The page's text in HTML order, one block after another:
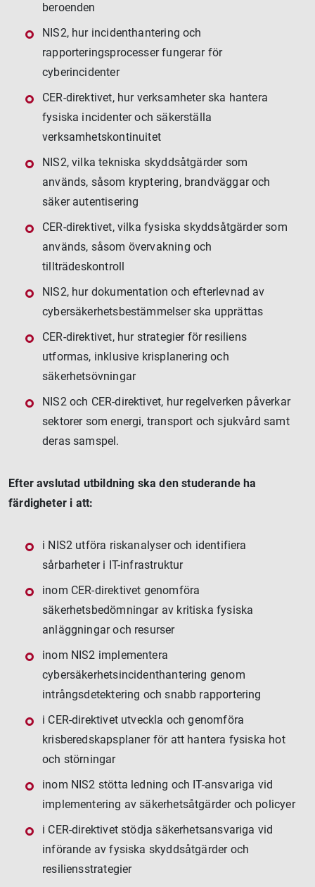
beroenden
NIS2, hur incidenthantering och
rapporteringsprocesser fungerar för
cyberincidenter
CER-direktivet, hur verksamheter ska hantera
fysiska incidenter och säkerställa
verksamhetskontinuitet
NIS2, vilka tekniska skyddsåtgärder som
används, såsom kryptering, brandväggar och
säker autentisering
CER-direktivet, vilka fysiska skyddsåtgärder som
används, såsom övervakning och
tillträdeskontroll
NIS2, hur dokumentation och efterlevnad av
cybersäkerhetsbestämmelser ska upprättas
CER-direktivet, hur strategier för resiliens
utformas, inklusive krisplanering och
säkerhetsövningar
NIS2 och CER-direktivet, hur regelverken påverkar
sektorer som energi, transport och sjukvård samt
deras samspel.
Efter avslutad utbildning ska den studerande ha
färdigheter i att:
i NIS2 utföra riskanalyser och identifiera
sårbarheter i IT-infrastruktur
inom CER-direktivet genomföra
säkerhetsbedömningar av kritiska fysiska
anläggningar och resurser
inom NIS2 implementera
cybersäkerhetsincidenthantering genom
intrångsdetektering och snabb rapportering
i CER-direktivet utveckla och genomföra
krisberedskapsplaner för att hantera fysiska hot
och störningar
inom NIS2 stötta ledning och IT-ansvariga vid
implementering av säkerhetsåtgärder och policyer
i CER-direktivet stödja säkerhetsansvariga vid
införande av fysiska skyddsåtgärder och
resiliensstrategier